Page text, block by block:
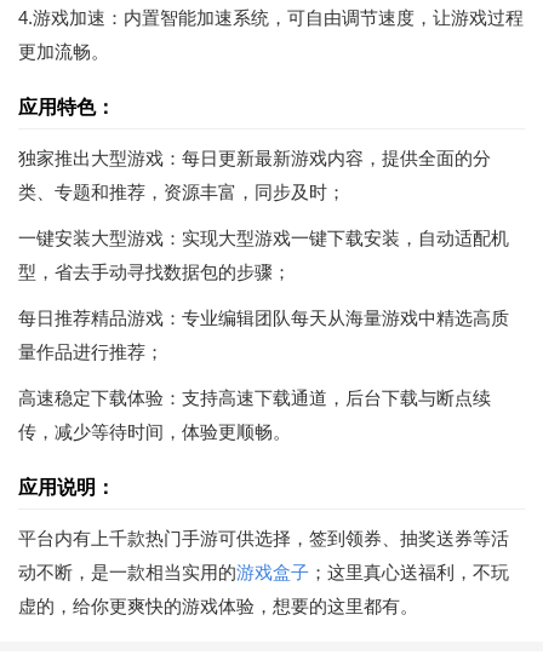
4.游戏加速：内置智能加速系统，可自由调节速度，让游戏过程
更加流畅。
应用特色：
独家推出大型游戏：每日更新最新游戏内容，提供全面的分
类、专题和推荐，资源丰富，同步及时；
一键安装大型游戏：实现大型游戏一键下载安装，自动适配机
型，省去手动寻找数据包的步骤；
每日推荐精品游戏：专业编辑团队每天从海量游戏中精选高质
量作品进行推荐；
高速稳定下载体验：支持高速下载通道，后台下载与断点续
传，减少等待时间，体验更顺畅。
应用说明：
平台内有上千款热门手游可供选择，签到领券、抽奖送券等活
动不断，是一款相当实用的游戏盒子 ；这里真心送福利，不玩
虚的，给你更爽快的游戏体验，想要的这里都有。